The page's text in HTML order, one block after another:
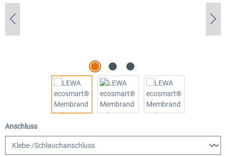
Anschlussauswählen